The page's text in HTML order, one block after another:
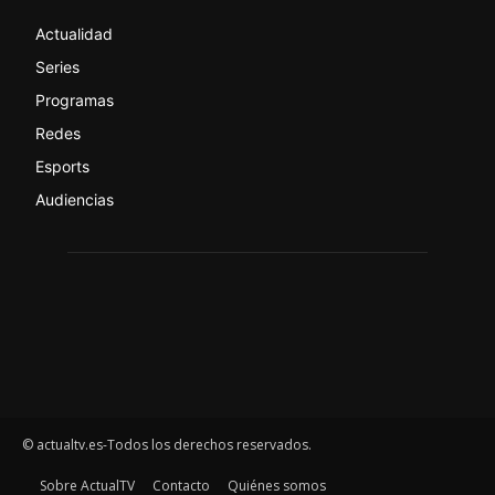
Actualidad
Series
Programas
Redes
Esports
Audiencias
© actualtv.es-Todos los derechos reservados.
Sobre ActualTV Contacto Quiénes somos